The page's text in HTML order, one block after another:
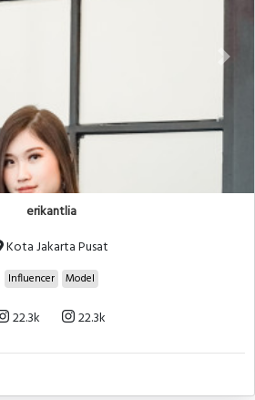
erikantlia
Kota Jakarta Pusat
Influencer Model
22.3k 22.3k